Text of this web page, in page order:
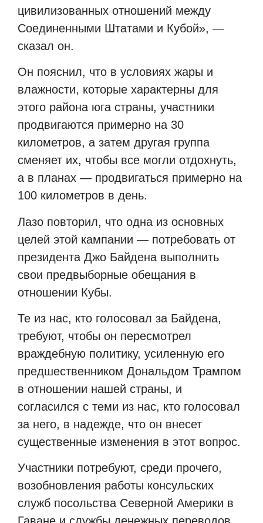
цивилизованных отношений между
Соединенными Штатами и Кубой», —
сказал он.
Он пояснил, что в условиях жары и
влажности, которые характерны для
этого района юга страны, участники
продвигаются примерно на 30
километров, а затем другая группа
сменяет их, чтобы все могли отдохнуть,
а в планах — продвигаться примерно на
100 километров в день.
Лазо повторил, что одна из основных
целей этой кампании — потребовать от
президента Джо Байдена выполнить
свои предвыборные обещания в
отношении Кубы.
Те из нас, кто голосовал за Байдена,
требуют, чтобы он пересмотрел
враждебную политику, усиленную его
предшественником Дональдом Трампом
в отношении нашей страны, и
согласился с теми из нас, кто голосовал
за него, в надежде, что он внесет
существенные изменения в этот вопрос.
Участники потребуют, среди прочего,
возобновления работы консульских
служб посольства Северной Америки в